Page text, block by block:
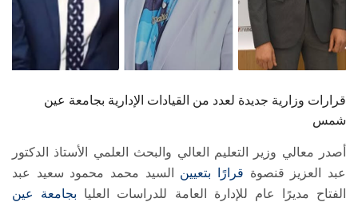
الموظفون
الزائـرون
قرارات وزارية جديدة لعدد من القيادات الإدارية بجامعة عين
شمس
أصدر معالي وزير التعليم العالي والبحث العلمي الأستاذ الدكتور
عبد العزيز قنصوة قرارًا بتعيين السيد محمد محمود سعيد عبد
الفتاح مديرًا عام للإدارة العامة للدراسات العليا بجامعة عين